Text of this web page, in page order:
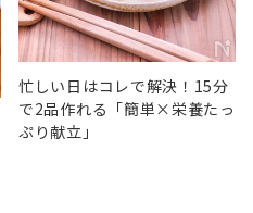
忙しい日はコレで解決！15分
で2品作れる「簡単×栄養たっ
ぷり献立」